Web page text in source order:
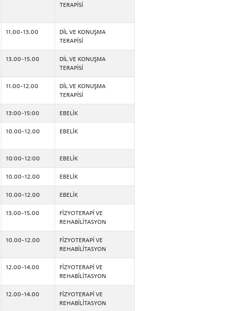
TERAPİSİ
11.00-13.00
DİL VE KONUŞMA
TERAPİSİ
13.00-15.00
DİL VE KONUŞMA
TERAPİSİ
11.00-12.00
DİL VE KONUŞMA
TERAPİSİ
13:00-15:00 EBELİK
10.00-12.00 EBELİK
10:00-12:00 EBELİK
10.00-12.00 EBELİK
10.00-12.00 EBELİK
13.00-15.00
FİZYOTERAPİ VE
REHABİLİTASYON
10.00-12.00
FİZYOTERAPİ VE
REHABİLİTASYON
12.00-14.00
FİZYOTERAPİ VE
REHABİLİTASYON
12.00-14.00
FİZYOTERAPİ VE
REHABİLİTASYON